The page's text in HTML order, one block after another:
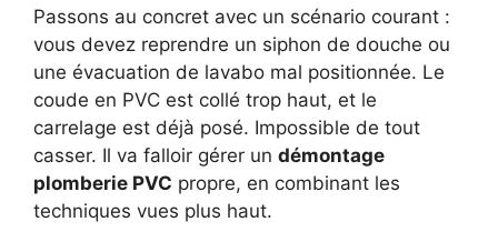
Passons au concret avec un scénario courant :
vous devez reprendre un siphon de douche ou
une évacuation de lavabo mal positionnée. Le
coude en PVC est collé trop haut, et le
carrelage est déjà posé. Impossible de tout
casser. Il va falloir gérer un démontage
plomberie PVC propre, en combinant les
techniques vues plus haut.